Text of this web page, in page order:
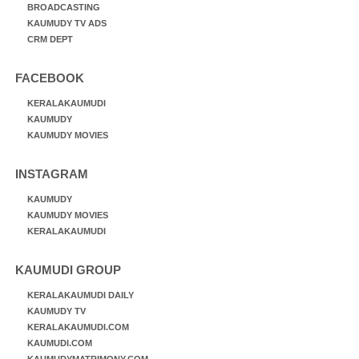
BROADCASTING
KAUMUDY TV ADS
CRM DEPT
FACEBOOK
KERALAKAUMUDI
KAUMUDY
KAUMUDY MOVIES
INSTAGRAM
KAUMUDY
KAUMUDY MOVIES
KERALAKAUMUDI
KAUMUDI GROUP
KERALAKAUMUDI DAILY
KAUMUDY TV
KERALAKAUMUDI.COM
KAUMUDI.COM